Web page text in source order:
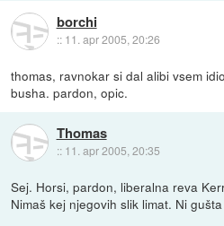
borchi
:: 11. apr 2005, 20:26
thomas, ravnokar si dal alibi vsem
busha. pardon, opic.
Thomas
:: 11. apr 2005, 20:35
Sej. Horsi, pardon, liberalna reva
Nimaš kej njegovih slik limat. Ni